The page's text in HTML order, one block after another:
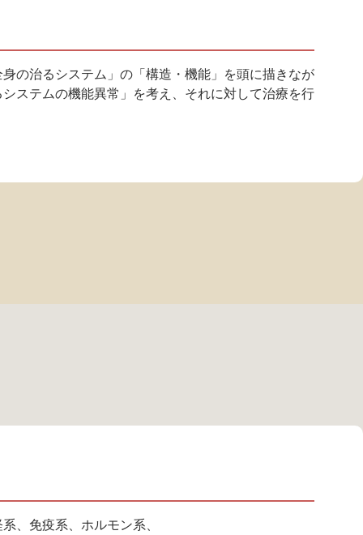
の治るシステム」の「構造・機能」を頭に描きなが
ステムの機能異常」を考え、それに対して治療を行
、免疫系、ホルモン系、